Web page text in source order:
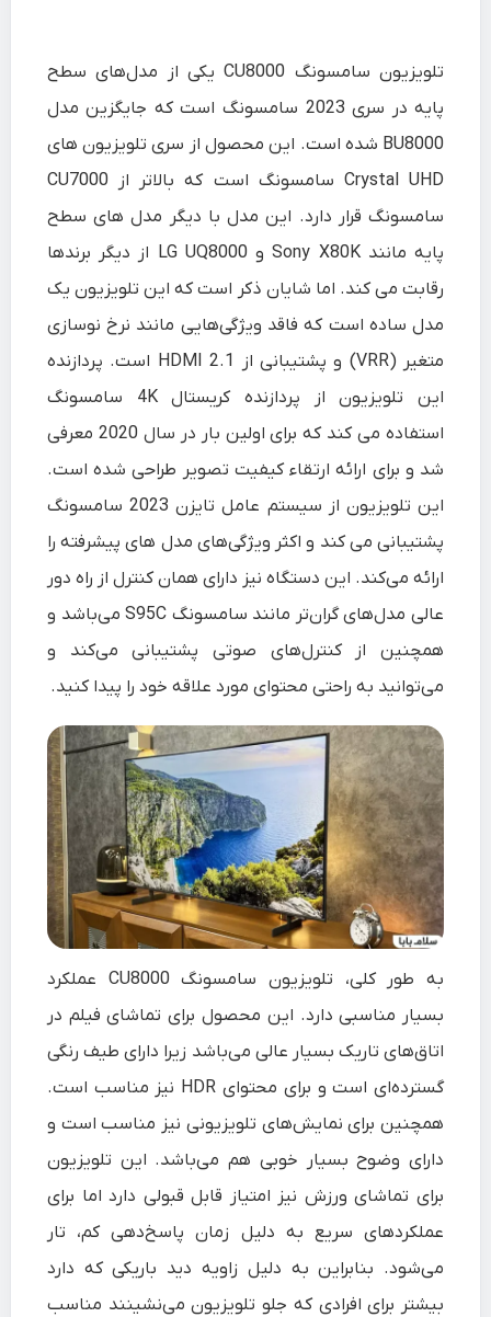
تلویزیون سامسونگ CU8000
یکی از مدل‌های سطح
پایه در سری 2023 سامسونگ است که جایگزین مدل
BU8000 شده است. این محصول از سری تلویزیون های
Crystal UHD سامسونگ است که بالاتر از CU7000
سامسونگ قرار دارد. این مدل با دیگر مدل های سطح
پایه مانند Sony X80K و LG UQ8000 از دیگر برندها
رقابت می کند. اما شایان ذکر است که این تلویزیون یک
مدل ساده است که فاقد ویژگی‌هایی مانند نرخ نوسازی
متغیر (VRR) و پشتیبانی از HDMI 2.1 است. پردازنده
این تلویزیون از پردازنده کریستال 4K سامسونگ
استفاده می کند که برای اولین بار در سال 2020 معرفی
شد و برای ارائه ارتقاء کیفیت تصویر طراحی شده است.
این تلویزیون از سیستم عامل تایزن 2023 سامسونگ
پشتیبانی می کند و اکثر ویژگی‌های مدل های پیشرفته را
ارائه می‌کند. این دستگاه نیز دارای همان کنترل از راه دور
عالی مدل‌های گران‌‌تر مانند سامسونگ S95C می‌باشد و
همچنین از کنترل‌های صوتی پشتیبانی می‌کند و
می‌توانید به راحتی محتوای مورد علاقه خود را پیدا کنید.
به طور کلی، تلویزیون سامسونگ CU8000 عملکرد
بسیار مناسبی دارد. این محصول برای تماشای فیلم در
اتاق‌های تاریک بسیار عالی می‌باشد زیرا دارای طیف رنگی
گسترده‌ای است و برای محتوای HDR نیز مناسب است.
همچنین برای نمایش‌های تلویزیونی نیز مناسب است و
دارای وضوح بسیار خوبی هم می‌باشد. این تلویزیون
برای تماشای ورزش نیز امتیاز قابل قبولی دارد اما برای
عملکردهای سریع به دلیل زمان پاسخ‌دهی کم، تار
می‌شود. بنابراین به دلیل زاویه دید باریکی که دارد
بیشتر برای افرادی که جلو تلویزیون می‌نشینند مناسب